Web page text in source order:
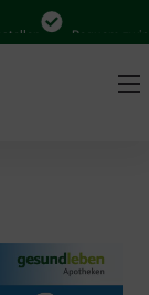
Bequem